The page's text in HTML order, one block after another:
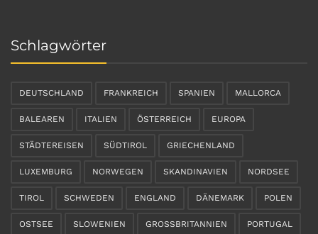
Schlagwörter
DEUTSCHLAND FRANKREICH SPANIEN MALLORCA
BALEAREN ITALIEN ÖSTERREICH EUROPA
STÄDTEREISEN SÜDTIROL GRIECHENLAND
LUXEMBURG NORWEGEN SKANDINAVIEN NORDSEE
TIROL SCHWEDEN ENGLAND DÄNEMARK POLEN
OSTSEE SLOWENIEN GROSSBRITANNIEN PORTUGAL